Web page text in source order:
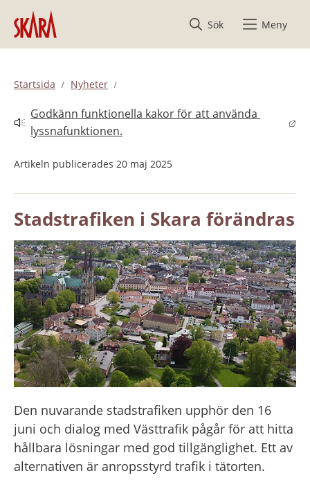
Hoppa till innehåll
Sök
Meny
Startsida Nyheter
Godkänn funktionella kakor för att använda
lyssnafunktionen.
Länk till annan webbplats.
Artikeln publicerades 20 maj 2025
Stadstrafiken i Skara förändras
Den nuvarande stadstrafiken upphör den 16
juni och dialog med Västtrafik pågår för att hitta
hållbara lösningar med god tillgänglighet. Ett av
alternativen är anropsstyrd trafik i tätorten.